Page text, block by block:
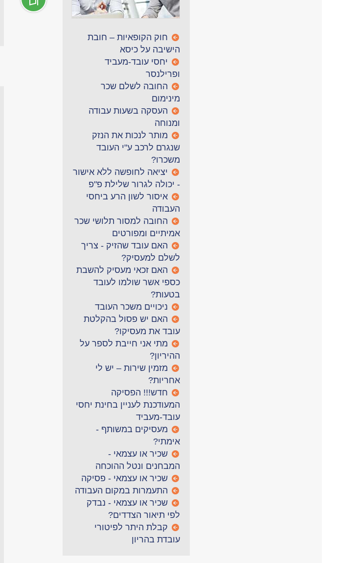
חוק הקופאיות – חובת
הישיבה על כיסא
יחסי עובד-מעביד
ופרילנסר
החובה לשלם שכר
מינימום
העסקה בשעות עבודה
ומנוחה
מותר לנכות את הנזק
שנגרם לרכב ע"י העובד
משכרו?
יציאה לחופשה ללא אישור
- יכולה לגרור שלילת פ"פ
איסור לשון הרע ביחסי
העבודה
החובה למסור תלושי שכר
אמיתיים ומפורטים
האם עובד שהזיק - צריך
לשלם למעסיק?
האם זכאי מעסיק להשבת
כספי אשר שולמו לעובד
בטעות?
ניכויים משכר העובד
האם יש פסול בהקלטת
עובד את מעסיקו?
מתי אני חייבת לספר על
ההיריון?
מזמין שירות – יש לי
אחריות?
חדש!!! הפסיקה
המעודכנת לעניין בחינת יחסי
עובד-מעביד
מעסיקים במשותף -
אימתי?
שכיר או עצמאי -
המבחנים ונטל ההוכחה
שכיר או עצמאי - פסיקה
התעמרות במקום העבודה
שכיר או עצמאי - נבדק
לפי תיאור הצדדים?
קבלת היתר לפיטורי
עובדת בהריון